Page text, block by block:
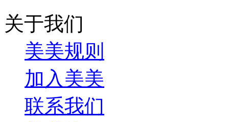
关于我们
美美规则
加入美美
联系我们